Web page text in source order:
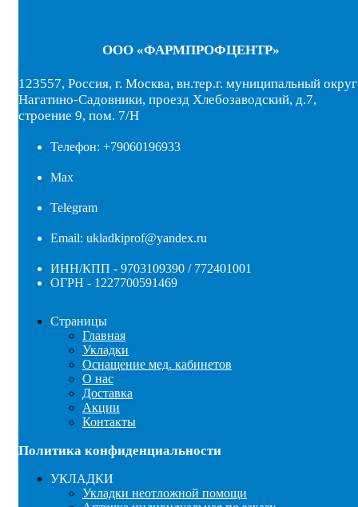
ООО «ФАРМПРОФЦЕНТР»
123557, Россия, г. Москва, вн.тер.г. муниципальный округ
Нагатино-Садовники, проезд Хлебозаводский, д.7,
строение 9, пом. 7/Н
Телефон: +79060196933
Max
Telegram
Email: ukladkiprof@yandex.ru
ИНН/КПП - 9703109390 / 772401001
ОГРН - 1227700591469
Страницы
Главная
Укладки
Оснащение мед. кабинетов
О нас
Доставка
Акции
Контакты
Политика конфиденциальности
УКЛАДКИ
Укладки неотложной помощи